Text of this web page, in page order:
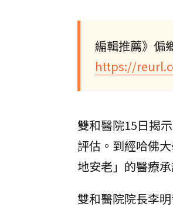
編輯推薦》偏
https://
雙和醫院15日揭
評估。到經哈佛
地安老」的醫療承
雙和醫院院長李